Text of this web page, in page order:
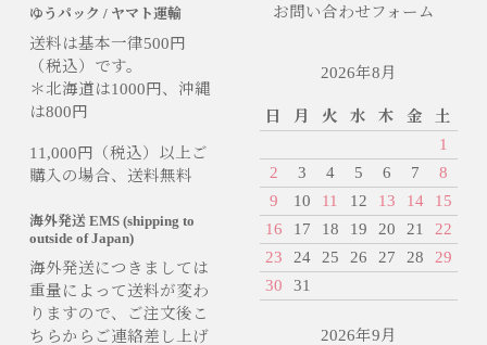
ゆうパック / ヤマト運輸
送料は基本一律500円
（税込）です。
＊北海道は1000円、沖縄
は800円
11,000円（税込）以上ご
購入の場合、送料無料
海外発送 EMS (shipping to
outside of Japan)
海外発送につきましては
重量によって送料が変わ
りますので、ご注文後こ
ちらからご連絡差し上げ
お問い合わせフォーム
2026年8月
日 月 火 水 木 金
土
1
2
3 4 5 6 7
8
9
10 11 12 13 14
15
16
17 18 19 20 21
22
23
24 25 26 27 28
29
30
31
2026年9月